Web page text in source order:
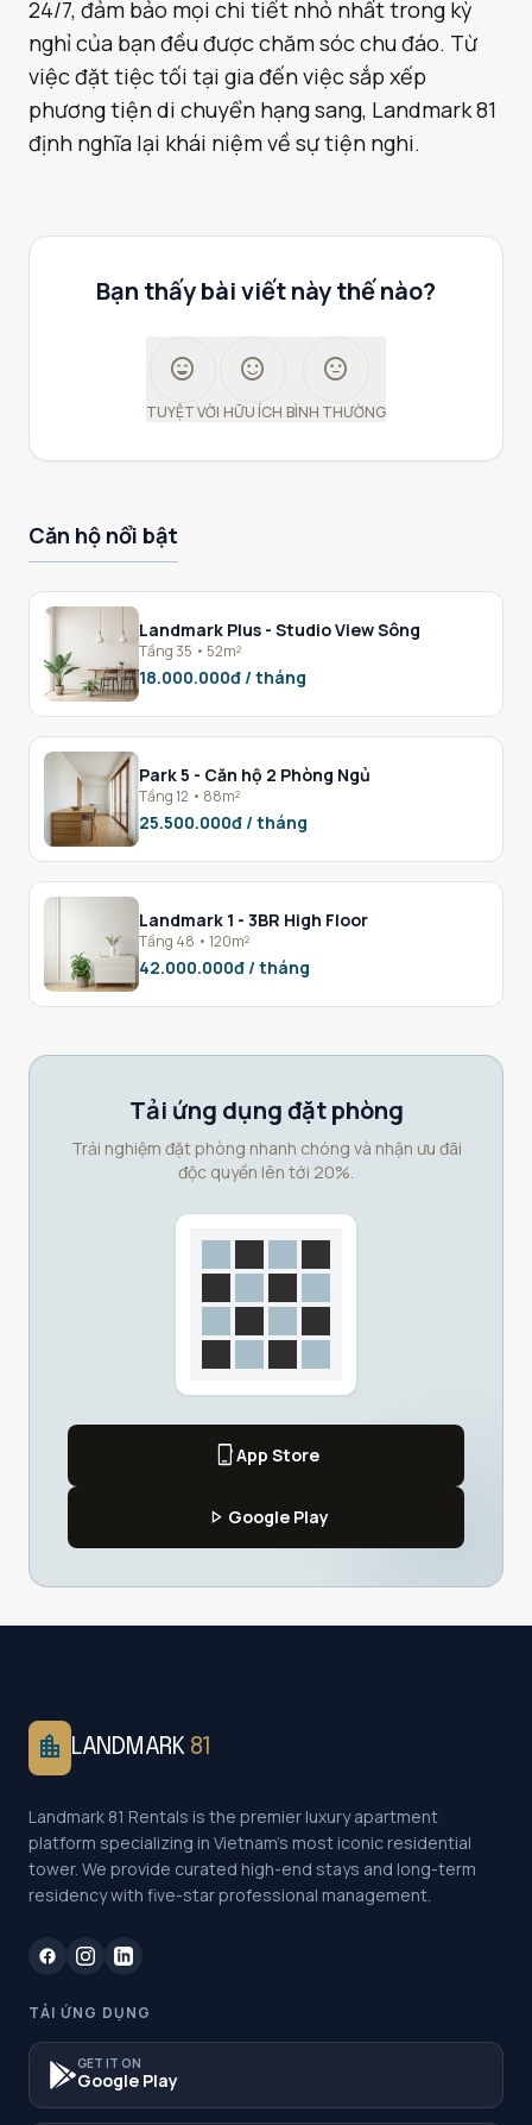
24/7, đảm bảo mọi chi tiết nhỏ nhất trong kỳ
nghỉ của bạn đều được chăm sóc chu đáo. Từ
việc đặt tiệc tối tại gia đến việc sắp xếp
phương tiện di chuyển hạng sang, Landmark 81
định nghĩa lại khái niệm về sự tiện nghi.
Bạn thấy bài viết này thế nào?
sentiment_very_satisfied
TUYỆT VỜI
sentiment_satisfied
HỮU ÍCH
sentiment_neutral
BÌNH THƯỜNG
Căn hộ nổi bật
Landmark Plus - Studio View Sông
Tầng 35 • 52m²
18.000.000đ / tháng
Park 5 - Căn hộ 2 Phòng Ngủ
Tầng 12 • 88m²
25.500.000đ / tháng
Landmark 1 - 3BR High Floor
Tầng 48 • 120m²
42.000.000đ / tháng
Tải ứng dụng đặt phòng
Trải nghiệm đặt phòng nhanh chóng và nhận ưu đãi
độc quyền lên tới 20%.
phone_iphoneApp Store
play_arrow Google Play
location_city LANDMARK 81
Landmark 81 Rentals is the premier luxury apartment
platform specializing in Vietnam's most iconic residential
tower. We provide curated high-end stays and long-term
residency with five-star professional management.
TẢI ỨNG DỤNG
GET IT ON
Google Play